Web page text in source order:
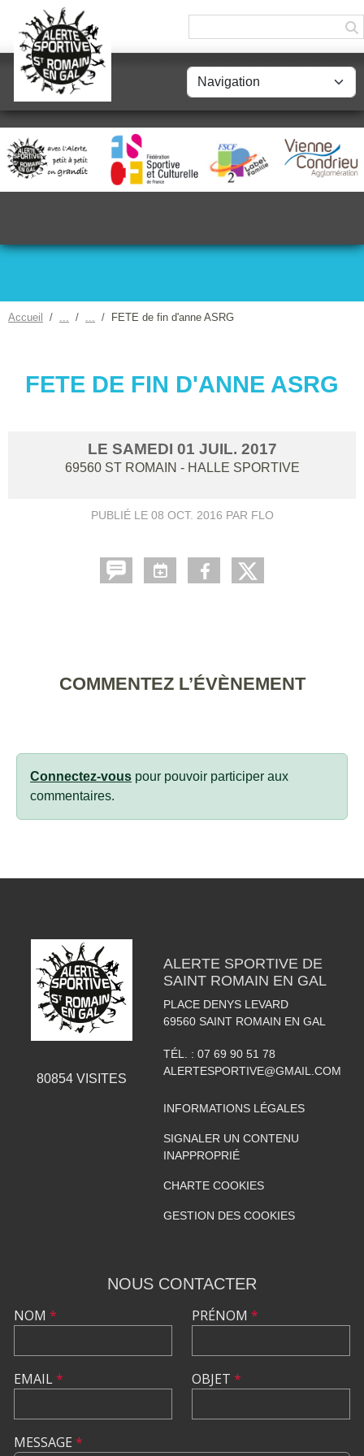
Accueil FETE de fin d'anne ASRG
FETE DE FIN D'ANNE ASRG
LE SAMEDI 01 JUIL. 2017
69560 ST ROMAIN - HALLE SPORTIVE
PUBLIÉ LE 08 OCT. 2016 PAR FLO
COMMENTEZ L’ÉVÈNEMENT
Connectez-vous pour pouvoir participer aux
commentaires.
80854VISITES
ALERTE SPORTIVE DE
SAINT ROMAIN EN GAL
PLACE DENYS LEVARD
69560 SAINT ROMAIN EN GAL
TÉL. : 07 69 90 51 78
ALERTESPORTIVE@GMAIL.COM
INFORMATIONS LÉGALES
SIGNALER UN CONTENU
INAPPROPRIÉ
CHARTE COOKIES
GESTION DES COOKIES
NOUS CONTACTER
NOM *
EMAIL*
PRÉNOM *
OBJET *
MESSAGE *
Panneau de gestion des cookies